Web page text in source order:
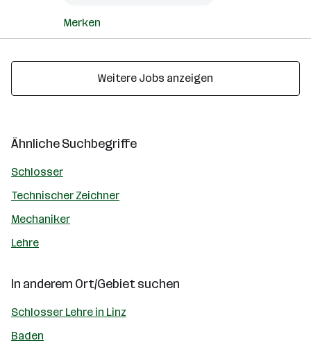
Merken
Weitere Jobs anzeigen
Ähnliche Suchbegriffe
Schlosser
Technischer Zeichner
Mechaniker
Lehre
In anderem Ort/Gebiet suchen
Schlosser Lehre in Linz
Baden